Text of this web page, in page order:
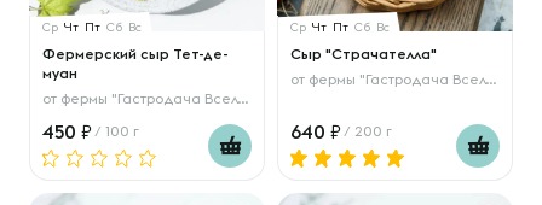
Ср Чт Пт Сб Вс
Фермерский сыр Тет-де-
муан
от фермы "Гастродача Вселуг"
450 / 100 г
Ср Чт Пт Сб Вс
Сыр "Страчателла"
от фермы "Гастродача Вселуг"
640 / 200 г